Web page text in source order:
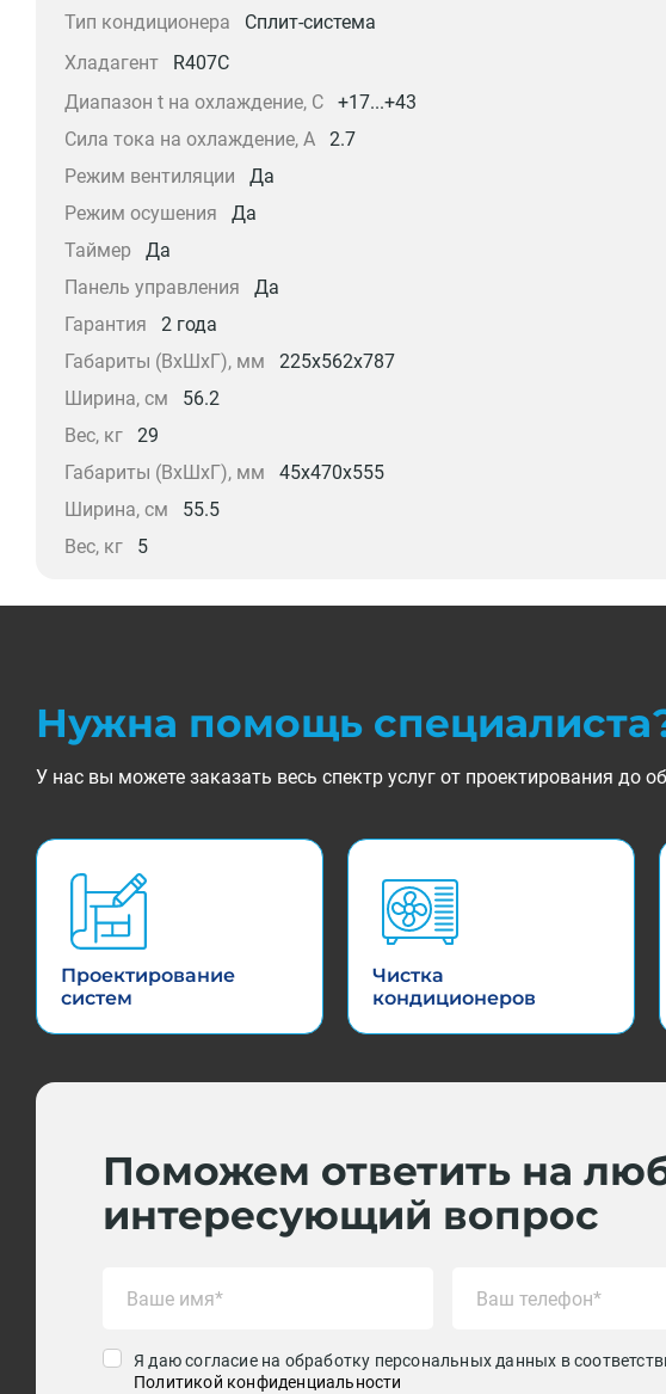
Тип кондиционера
Сплит-система
Хладагент
R407C
Диапазон t на охлаждение, С
+17...+43
Сила тока на охлаждение, А
2.7
Режим вентиляции
Да
Режим осушения
Да
Таймер
Да
Панель управления
Да
Гарантия
2 года
Габариты (ВхШхГ), мм
225x562x787
Ширина, см
56.2
Вес, кг
29
Габариты (ВхШхГ), мм
45x470x555
Ширина, см
55.5
Вес, кг
5
Нужна помощь
У нас вы можете заказать весь спектр услуг от проектирования до
Проектирование
систем
Чистка
кондиционеров
Поможем ответить на
интересующий вопрос
Я даю согласие на обработку персональных данных в
Политикой конфиденциальности